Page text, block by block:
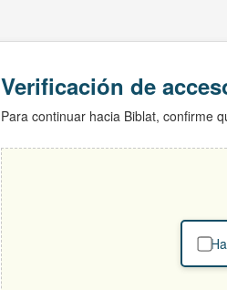
Verificación de
Para continuar hacia Biblat, confirme